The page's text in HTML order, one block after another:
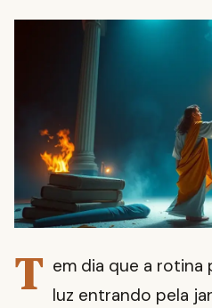
T em dia que a rotina
luz entrando pela